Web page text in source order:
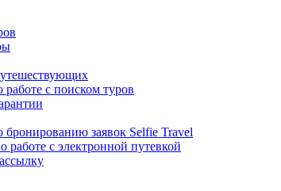
с поиском туров
бронированию заявок Selfie Travel
с электронной путевкой